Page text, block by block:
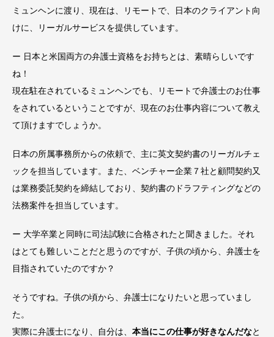
ミュンヘンに渡り、現在は、リモートで、日本のクライアント向
けに、リーガルサービスを提供しています。
ー 日本と米国両方の弁護士資格をお持ちとは、素晴らしいです
ね！
現在駐在されているミュンヘンでも、リモートで弁護士のお仕事
をされているということですが、現在のお仕事内容について教え
て頂けますでしょうか。
日本の所属事務所からの依頼で、主に英文契約書のリーガルチェ
ックを担当しています。また、ベンチャー企業７社と顧問契約又
は業務委託契約を締結しており、契約書のドラフティングなどの
法務案件を担当しています。
ー 大学卒業と同時に司法試験に合格されたと聞きました。それ
はとても難しいことだと思うのですが、子供の頃から、弁護士を
目指されていたのですか？
そうですね。子供の頃から、弁護士になりたいと思っていまし
た。
実際に弁護士になり、自分は、 本当にこの仕事が好きなんだなと